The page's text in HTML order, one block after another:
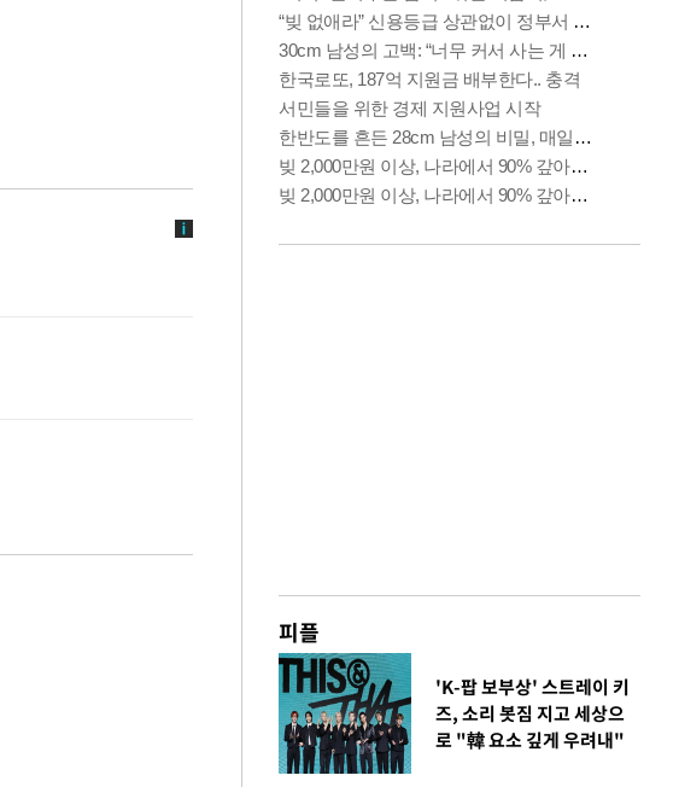
피플
'K-팝 보부상' 스트레이 키
즈, 소리 봇짐 지고 세상으
로 "韓 요소 깊게 우려내"